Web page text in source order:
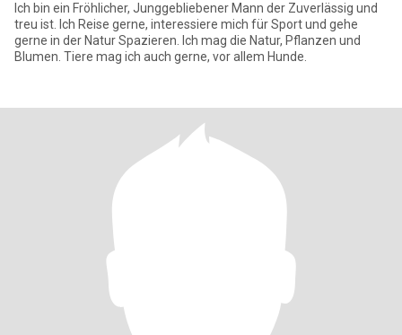
Ich bin ein Fröhlicher, Junggebliebener Mann der Zuverlässig und
treu ist. Ich Reise gerne, interessiere mich für Sport und gehe
gerne in der Natur Spazieren. Ich mag die Natur, Pflanzen und
Blumen. Tiere mag ich auch gerne, vor allem Hunde.